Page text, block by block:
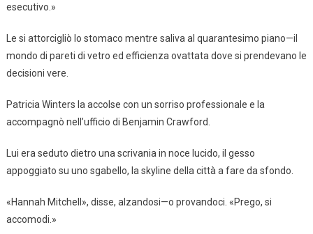
esecutivo.»
Le si attorcigliò lo stomaco mentre saliva al quarantesimo piano—il
mondo di pareti di vetro ed efficienza ovattata dove si prendevano le
decisioni vere.
Patricia Winters la accolse con un sorriso professionale e la
accompagnò nell’ufficio di Benjamin Crawford.
Lui era seduto dietro una scrivania in noce lucido, il gesso
appoggiato su uno sgabello, la skyline della città a fare da sfondo.
«Hannah Mitchell», disse, alzandosi—o provandoci. «Prego, si
accomodi.»